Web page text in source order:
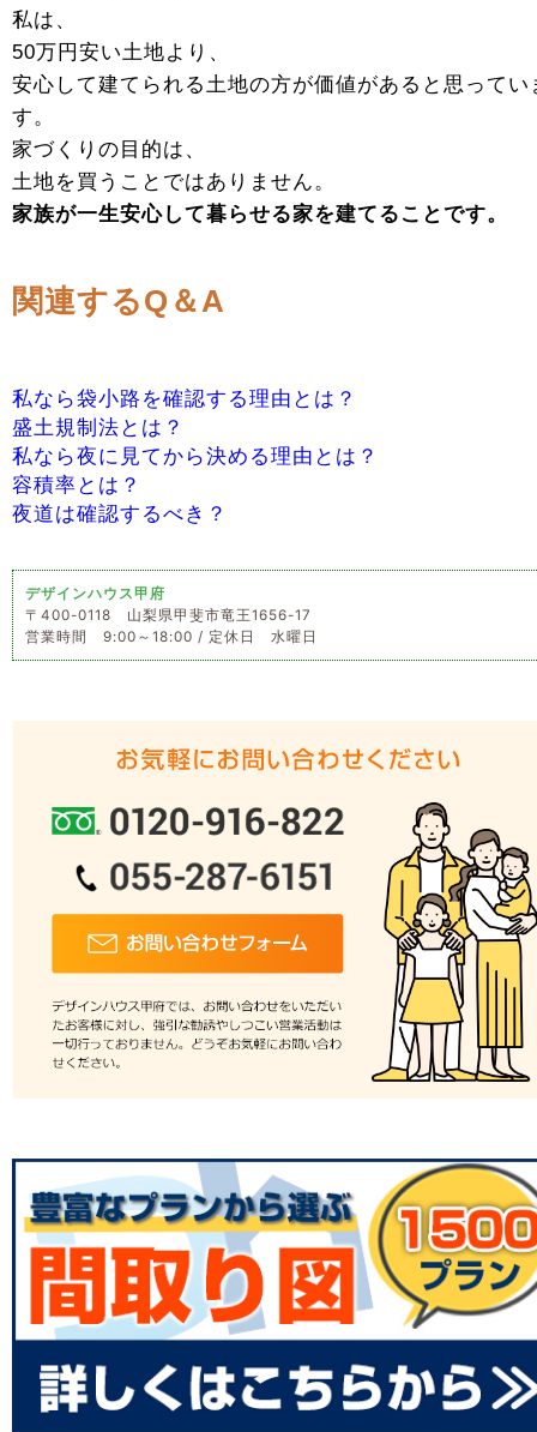
私は、
50万円安い土地より、
安心して建てられる土地の方が価値があると思ってい
す。
家づくりの目的は、
土地を買うことではありません。
家族が一生安心して暮らせる家を建てることです。
関連するQ＆A
私なら袋小路を確認する理由とは？
盛土規制法とは？
私なら夜に見てから決める理由とは？
容積率とは？
夜道は確認するべき？
デザインハウス甲府
〒400-0118 山梨県甲斐市竜王1656-17
営業時間 9:00～18:00 / 定休日 水曜日